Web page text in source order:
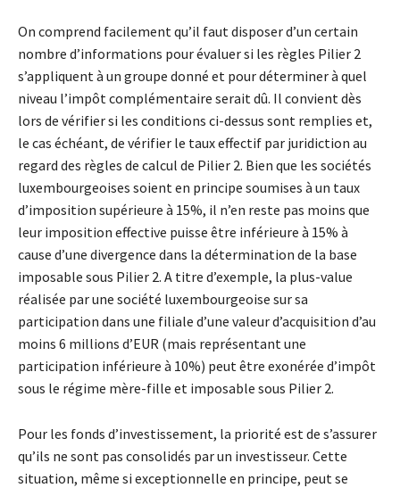
On comprend facilement qu’il faut disposer d’un certain
nombre d’informations pour évaluer si les règles Pilier 2
s’appliquent à un groupe donné et pour déterminer à quel
niveau l’impôt complémentaire serait dû. Il convient dès
lors de vérifier si les conditions ci-dessus sont remplies et,
le cas échéant, de vérifier le taux effectif par juridiction au
regard des règles de calcul de Pilier 2. Bien que les sociétés
luxembourgeoises soient en principe soumises à un taux
d’imposition supérieure à 15%, il n’en reste pas moins que
leur imposition effective puisse être inférieure à 15% à
cause d’une divergence dans la détermination de la base
imposable sous Pilier 2. A titre d’exemple, la plus-value
réalisée par une société luxembourgeoise sur sa
participation dans une filiale d’une valeur d’acquisition d’au
moins 6 millions d’EUR (mais représentant une
participation inférieure à 10%) peut être exonérée d’impôt
sous le régime mère-fille et imposable sous Pilier 2.
Pour les fonds d’investissement, la priorité est de s’assurer
qu’ils ne sont pas consolidés par un investisseur. Cette
situation, même si exceptionnelle en principe, peut se